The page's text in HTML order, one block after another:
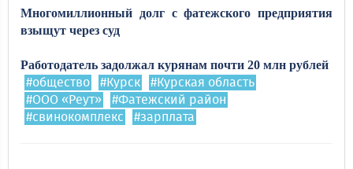
Многомиллионный долг с фатежского предприятия
взыщут через суд
Работодатель задолжал курянам почти 20 млн рублей
#общество #Курск
#Курская область
#ООО «Реут»
#Фатежский район
#свинокомплекс
#зарплата